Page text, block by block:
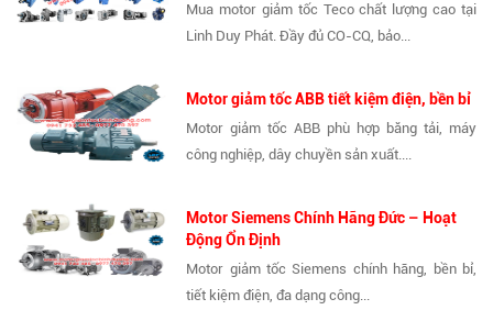
Mua motor giảm tốc Teco chất lượng cao tại
Linh Duy Phát. Đầy đủ CO-CQ, bảo...
Motor giảm tốc ABB tiết kiệm điện, bền bỉ
Motor giảm tốc ABB phù hợp băng tải, máy
công nghiệp, dây chuyền sản xuất....
Motor Siemens Chính Hãng Đức – Hoạt
Động Ổn Định
Motor giảm tốc Siemens chính hãng, bền bỉ,
tiết kiệm điện, đa dạng công...